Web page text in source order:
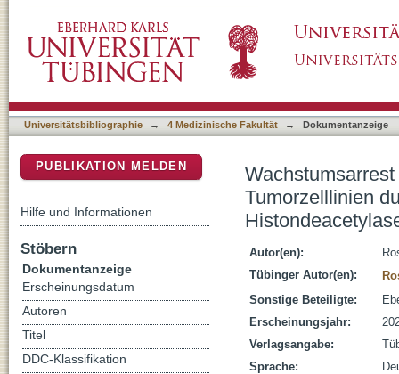
Kombinationsbehandlung mit
Universitätsbibliographie → 4 Medizinische Fakultät → Dokumentanzeige
Tumorzelllinien
Autor(en):
Tübinger Autor(en):
Sonstige Beteiligte:
Erscheinungsjahr:
Verlagsangabe:
Sprache:
PUBLIKATION MELDEN
Hilfe und Informationen
Stöbern
Dokumentanzeige
Erscheinungsdatum
Autoren
Titel
DDC-Klassifikation